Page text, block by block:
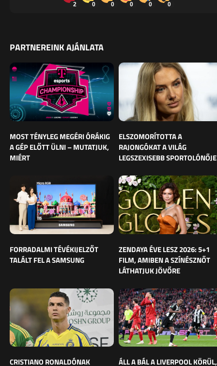
2 0 0 0 0 0
PARTNEREINK AJÁNLATA
MOST TÉNYLEG MEGÉRI ÓRÁKIG
A GÉP ELŐTT ÜLNI – MUTATJUK,
MIÉRT
ELSZOMORÍTOTTA A
RAJONGÓKAT A VILÁG
LEGSZEXISEBB SPORTOLÓNŐJE
FORRADALMI TÉVÉKIJELZŐT
TALÁLT FEL A SAMSUNG
ZENDAYA ÉVE LESZ 2026: 5+1
FILM, AMIBEN A SZÍNÉSZNŐT
LÁTHATJUK JÖVŐRE
CRISTIANO RONALDÓNAK ÁLL A BÁL A LIVERPOOL KÖRÜL,